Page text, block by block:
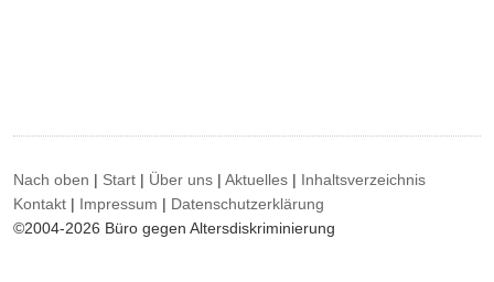
Nach oben | Start | Über uns |Aktuelles | Inhaltsverzeichnis
Kontakt | Impressum | Datenschutzerklärung
©2004-2026 Büro gegen Altersdiskriminierung